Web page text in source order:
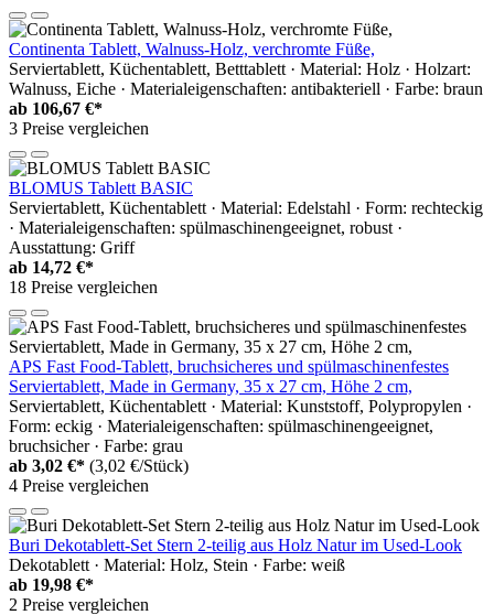
Continenta Tablett, Walnuss-Holz, verchromte Füße,
Serviertablett, Küchentablett, Betttablett · Material: Holz · Holzart:
Walnuss, Eiche · Materialeigenschaften: antibakteriell · Farbe: braun
ab 106,67 €*
3 Preise vergleichen
BLOMUS Tablett BASIC
Serviertablett, Küchentablett · Material: Edelstahl · Form: rechteckig
· Materialeigenschaften: spülmaschinengeeignet, robust ·
Ausstattung: Griff
ab 14,72 €*
18 Preise vergleichen
APS Fast Food-Tablett, bruchsicheres und spülmaschinenfestes
Serviertablett, Made in Germany, 35 x 27 cm, Höhe 2 cm,
Serviertablett, Küchentablett · Material: Kunststoff, Polypropylen ·
Form: eckig · Materialeigenschaften: spülmaschinengeeignet,
bruchsicher · Farbe: grau
ab 3,02 €* (3,02 €/Stück)
4 Preise vergleichen
Buri Dekotablett-Set Stern 2-teilig aus Holz Natur im Used-Look
Dekotablett · Material: Holz, Stein · Farbe: weiß
ab 19,98 €*
2 Preise vergleichen